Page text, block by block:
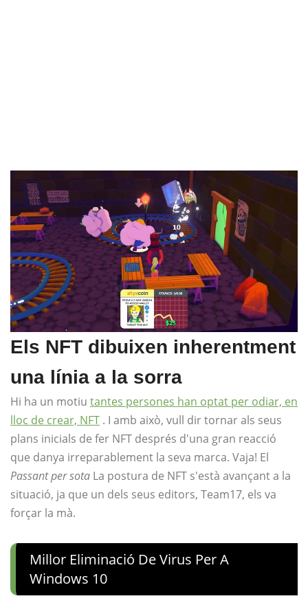
Els NFT dibuixen inherentment
una línia a la sorra
Hi ha un motiu tantes persones han optat per odiar, en
lloc de crear, NFT . I amb això, vull dir tornar als seus
plans inicials de fer NFT després d'una gran reacció
que danya irreparablement la seva marca. Vaja! El
Passant per sota La postura de NFT s'està avançant a la
situació, ja que un dels seus editors, Team17, els va
forçar la mà.
Millor Eliminació De Virus Per A
Windows 10